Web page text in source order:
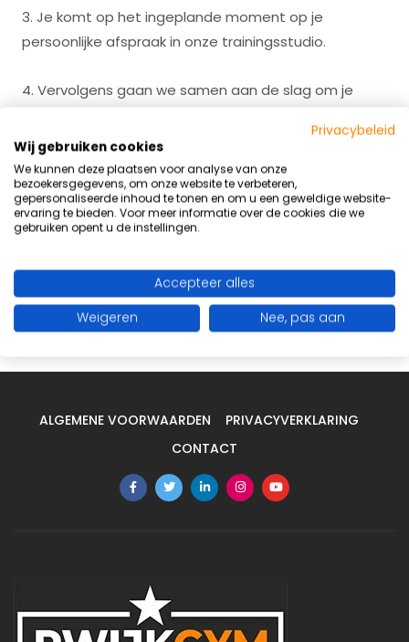
3. Je komt op het ingeplande moment op je
persoonlijke afspraak in onze trainingsstudio.
4. Vervolgens gaan we samen aan de slag om je
Klik hier om een afspraak in te plannen
Tot snel!
TEAM RWIJK GYM
ALGEMENE VOORWAARDEN
PRIVACYVERKLARING
CONTACT
Privacybeleid
Wij gebruiken cookies
We kunnen deze plaatsen voor analyse van onze
bezoekersgegevens, om onze website te verbeteren,
gepersonaliseerde inhoud te tonen en om u een geweldige website-
ervaring te bieden. Voor meer informatie over de cookies die we
gebruiken opent u de instellingen.
Accepteer alles
Weigeren
Nee, pas aan